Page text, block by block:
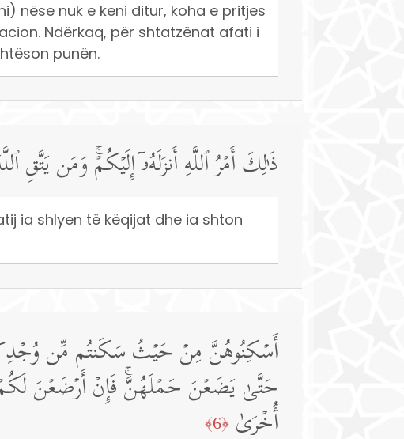
nëse nuk e keni ditur, koha e pritjes
Ndërkaq, për shtatzënat afati i
punën.
ذَ ٰ⁠لِكَ أَمۡرُ ٱللَّهِ أَنزَلَهُۥۤ إِلَیۡكُمۡۚ وَمَن یَتَّقِ
ia shlyen të këqijat dhe ia shton
أَسۡكِنُوهُنَّ مِنۡ حَیۡثُ سَكَنتُم مِّن وُجۡدِكُمۡ
حَتَّىٰ یَضَعۡنَ حَمۡلَهُنَّۚ فَإِنۡ أَرۡضَعۡنَ لَكُمۡ
أُخۡرَىٰ ﴿6﴾